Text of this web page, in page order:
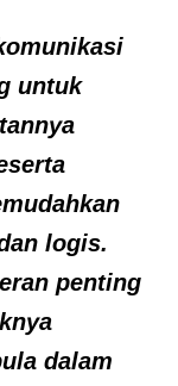
untuk
logis.
penting
dalam